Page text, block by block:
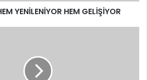
YENİLENİYOR HEM GELİŞİYOR